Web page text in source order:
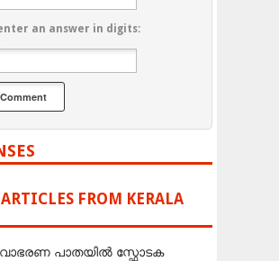
an answer in digits:
ARTICLES FROM KERALA
പാതയിൽ സ്ഫോടക